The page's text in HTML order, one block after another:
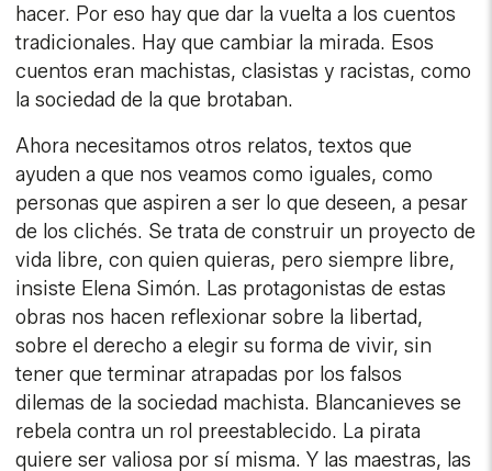
hacer. Por eso hay que dar la vuelta a los cuentos
tradicionales. Hay que cambiar la mirada. Esos
cuentos eran machistas, clasistas y racistas, como
la sociedad de la que brotaban.
Ahora necesitamos otros relatos, textos que
ayuden a que nos veamos como iguales, como
personas que aspiren a ser lo que deseen, a pesar
de los clichés. Se trata de construir un proyecto de
vida libre, con quien quieras, pero siempre libre,
insiste Elena Simón. Las protagonistas de estas
obras nos hacen reflexionar sobre la libertad,
sobre el derecho a elegir su forma de vivir, sin
tener que terminar atrapadas por los falsos
dilemas de la sociedad machista. Blancanieves se
rebela contra un rol preestablecido. La pirata
quiere ser valiosa por sí misma. Y las maestras, las